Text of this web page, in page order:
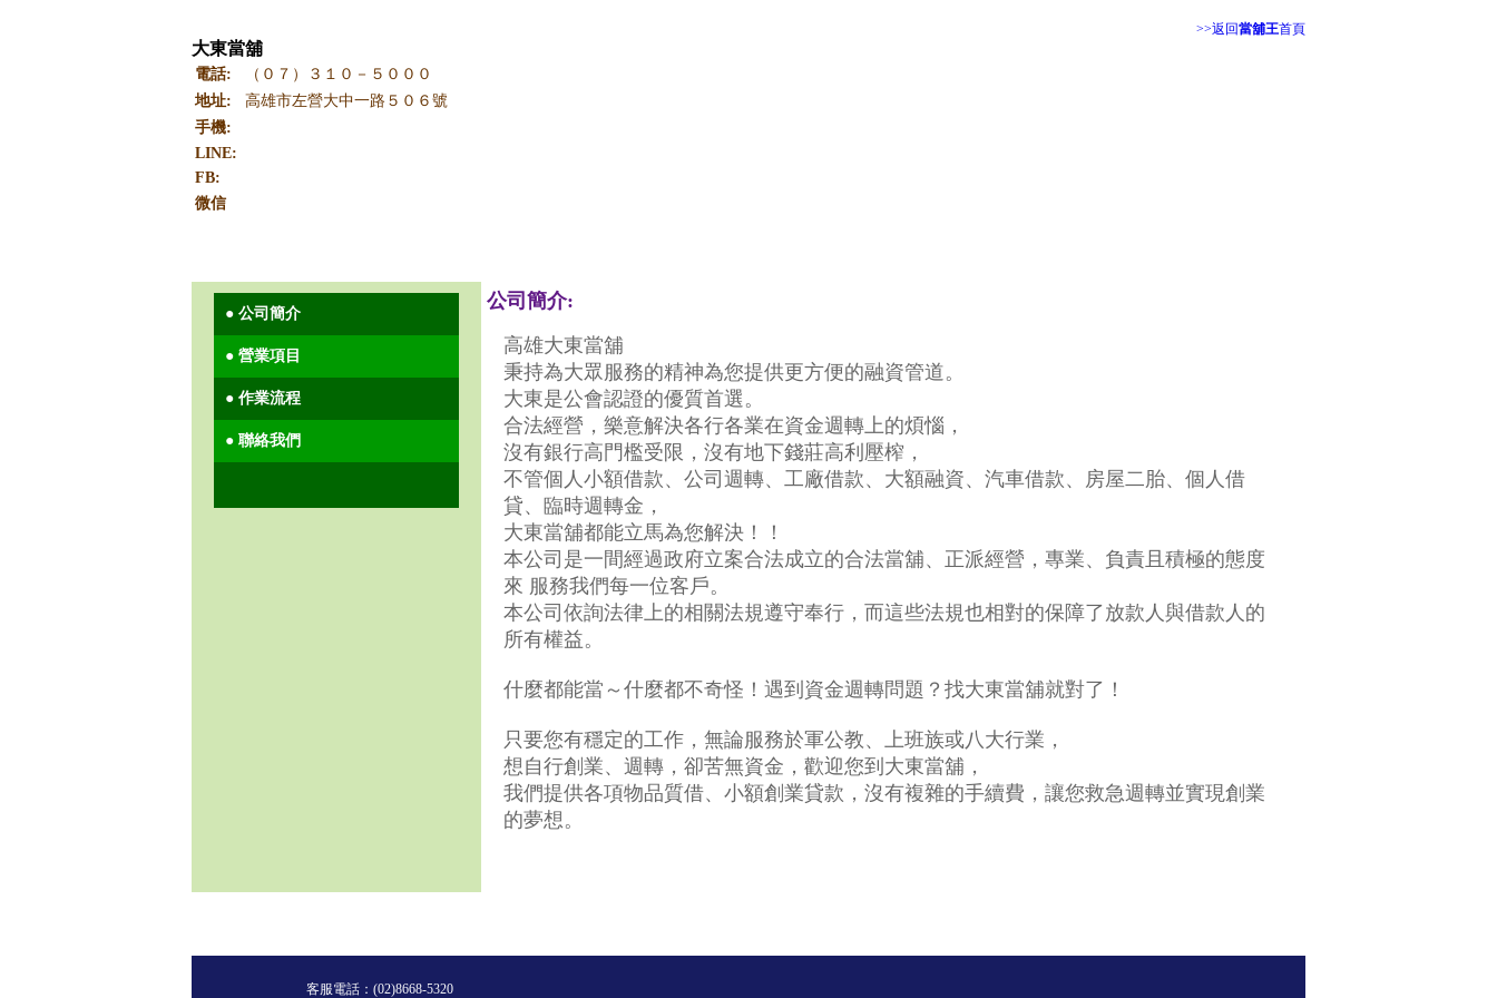
>>返回當舖王首頁
大東當舖
電話:
（０７）３１０－５０００
地址:
高雄市左營大中一路５０６號
手機:
LINE:
FB:
微信
● 公司簡介
● 營業項目
● 作業流程
● 聯絡我們
公司簡介:
高雄大東當舖
秉持為大眾服務的精神為您提供更方便的融資管道。
大東是公會認證的優質首選。
合法經營，樂意解決各行各業在資金週轉上的煩惱，
沒有銀行高門檻受限，沒有地下錢莊高利壓榨，
不管個人小額借款、公司週轉、工廠借款、大額融資、汽車借款、房屋二胎、個人借
貸、臨時週轉金，
大東當舖都能立馬為您解決！！
本公司是一間經過政府立案合法成立的合法當舖、正派經營，專業、負責且積極的態度
來 服務我們每一位客戶。
本公司依詢法律上的相關法規遵守奉行，而這些法規也相對的保障了放款人與借款人的
所有權益。
什麼都能當～什麼都不奇怪！遇到資金週轉問題？找大東當舖就對了！
只要您有穩定的工作，無論服務於軍公教、上班族或八大行業，
想自行創業、週轉，卻苦無資金，歡迎您到大東當舖，
我們提供各項物品質借、小額創業貸款，沒有複雜的手續費，讓您救急週轉並實現創業
的夢想。
客服電話： (02)8668-5320